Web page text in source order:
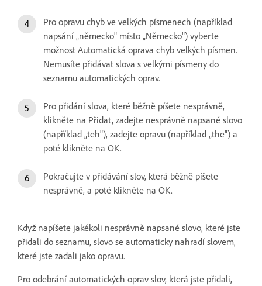
Pro opravu chyb ve velkých písmenech (například
napsání „německo" místo „Německo") vyberte
možnost Automatická oprava chyb velkých písmen.
Nemusíte přidávat slova s velkými písmeny do
seznamu automatických oprav.
Pro přidání slova, které běžně píšete nesprávně,
klikněte na Přidat, zadejte nesprávně napsané slovo
(například „teh"), zadejte opravu (například „the") a
poté klikněte na OK.
Pokračujte v přidávání slov, která běžně píšete
nesprávně, a poté klikněte na OK.
Když napíšete jakékoli nesprávně napsané slovo, které jste
přidali do seznamu, slovo se automaticky nahradí slovem,
které jste zadali jako opravu.
Pro odebrání automatických oprav slov, která jste přidali,